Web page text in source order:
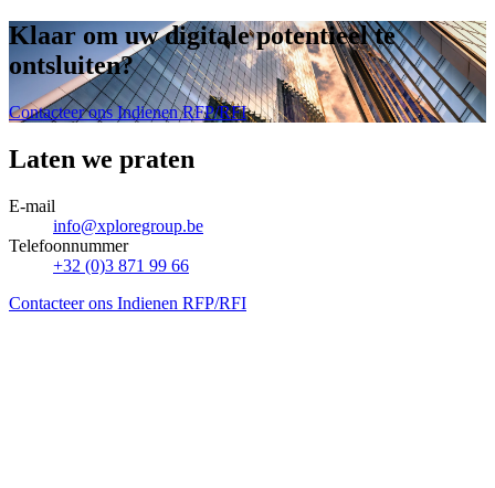
Klaar om uw digitale potentieel te
ontsluiten?
Contacteer onsIndienen RFP/RFI
Laten we praten
E-mail
info@xploregroup.be
Telefoonnummer
+32 (0)3 871 99 66
Contacteer ons Indienen RFP/RFI